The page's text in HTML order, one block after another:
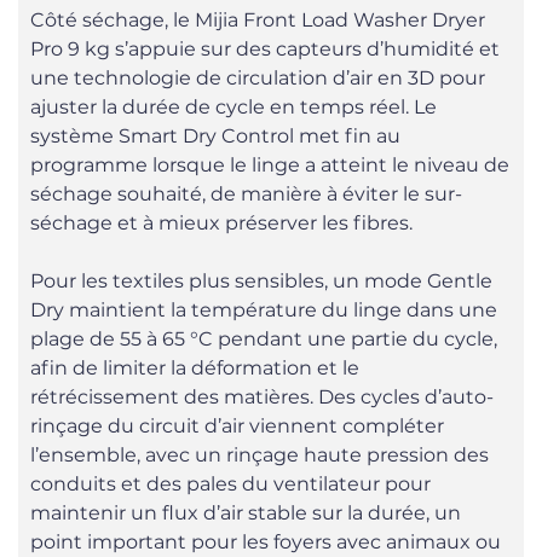
Côté séchage, le Mijia Front Load Washer Dryer
Pro 9 kg s’appuie sur des capteurs d’humidité et
une technologie de circulation d’air en 3D pour
ajuster la durée de cycle en temps réel. Le
système Smart Dry Control met fin au
programme lorsque le linge a atteint le niveau de
séchage souhaité, de manière à éviter le sur-
séchage et à mieux préserver les fibres.
Pour les textiles plus sensibles, un mode Gentle
Dry maintient la température du linge dans une
plage de 55 à 65 °C pendant une partie du cycle,
afin de limiter la déformation et le
rétrécissement des matières. Des cycles d’auto-
rinçage du circuit d’air viennent compléter
l’ensemble, avec un rinçage haute pression des
conduits et des pales du ventilateur pour
maintenir un flux d’air stable sur la durée, un
point important pour les foyers avec animaux ou